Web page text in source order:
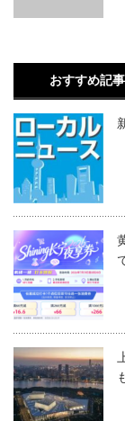
おすすめ記事